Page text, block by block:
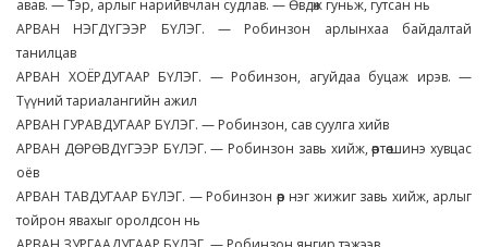
авав. — Тэр, арлыг нарийвчлан судлав. — Өвдөж гуньж, гутсан нь
АРВАН НЭГДҮГЭЭР БҮЛЭГ. — Робинзон арлынхаа байдалтай
танилцав
АРВАН ХОЁРДУГААР БҮЛЭГ. — Робинзон, агуйдаа буцаж ирэв. —
Түүний тариалангийн ажил
АРВАН ГУРАВДУГААР БҮЛЭГ. — Робинзон, сав суулга хийв
АРВАН ДӨРӨВДҮГЭЭР БҮЛЭГ. — Робинзон завь хийж, өөртөө шинэ хувцас
оёв
АРВАН ТАВДУГААР БҮЛЭГ. — Робинзон өөр нэг жижиг завь хийж, арлыг
тойрон явахыг оролдсон нь